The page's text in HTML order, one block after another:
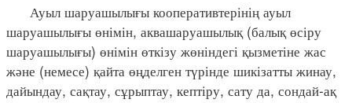
Ауыл шаруашылығы кооперативтерінің ауыл
шаруашылығы өнімін, аквашаруашылық (балық өсіру
шаруашылығы) өнімін өткізу жөніндегі қызметіне жас
және (немесе) қайта өңделген түрінде шикізатты жинау,
дайындау, сақтау, сұрыптау, кептіру, сату да, сондай-ақ